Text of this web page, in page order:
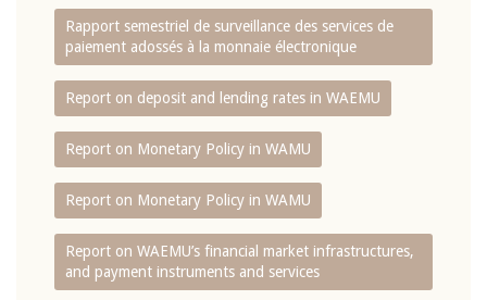
Rapport semestriel de surveillance des services de
paiement adossés à la monnaie électronique
Report on deposit and lending rates in WAEMU
Report on Monetary Policy in WAMU
Report on Monetary Policy in WAMU
Report on WAEMU’s financial market infrastructures,
and payment instruments and services